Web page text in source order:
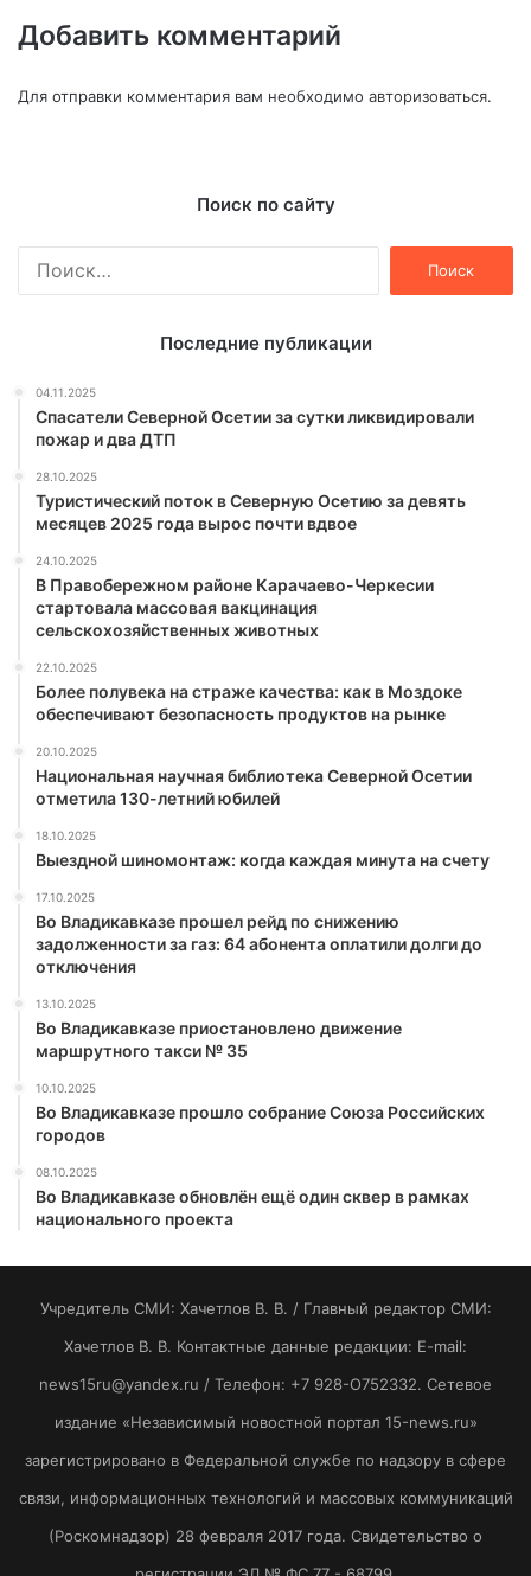
Добавить комментарий
Для отправки комментария вам необходимо авторизоваться.
Поиск по сайту
Последние публикации
04.11.2025
Спасатели Северной Осетии за сутки ликвидировали
пожар и два ДТП
28.10.2025
Туристический поток в Северную Осетию за девять
месяцев 2025 года вырос почти вдвое
24.10.2025
В Правобережном районе Карачаево-Черкесии
стартовала массовая вакцинация
сельскохозяйственных животных
22.10.2025
Более полувека на страже качества: как в Моздоке
обеспечивают безопасность продуктов на рынке
20.10.2025
Национальная научная библиотека Северной Осетии
отметила 130-летний юбилей
18.10.2025
Выездной шиномонтаж: когда каждая минута на счету
17.10.2025
Во Владикавказе прошел рейд по снижению
задолженности за газ: 64 абонента оплатили долги до
отключения
13.10.2025
Во Владикавказе приостановлено движение
маршрутного такси № 35
10.10.2025
Во Владикавказе прошло собрание Союза Российских
городов
08.10.2025
Во Владикавказе обновлён ещё один сквер в рамках
национального проекта
Учредитель СМИ: Хaчeтлoв B. B. / Главный редактор СМИ:
Хaчeтлoв B. B. Контактные данные редакции: E-mail:
news15ru@yandex.ru / Телефон: +7 928-O752332. Сетевое
издание «Независимый новостной портал 15-news.ru»
зарегистрировано в Федеральной службе по надзору в сфере
связи, информационных технологий и массовых коммуникаций
(Роскомнадзор) 28 февраля 2017 года. Свидетельство о